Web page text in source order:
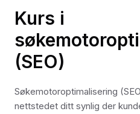
Kurs i
(SEO)
Søkemotoroptimalisering
nettstedet ditt synlig der